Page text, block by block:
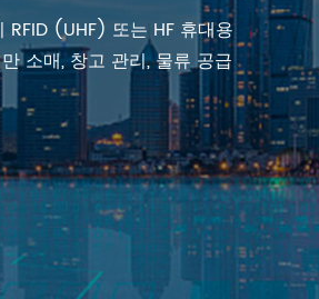
(UHF) 또는 HF 휴대용
소매, 창고 관리, 물류 공급